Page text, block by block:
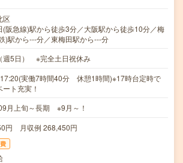
区
(阪急線)駅から徒歩3分／大阪駅から徒歩10分／梅
)駅から---分／東梅田駅から---分
週5日） ※完全土日祝休み
実働7時間40分 休憩1時間)※17時台定時で
ト充実！
月上旬～長期 ※9月～！
円 月収例 268,450円